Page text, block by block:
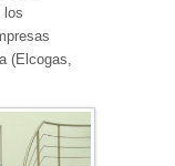
los
(Elcogas,